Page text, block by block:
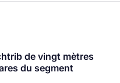
de vingt mètres
du segment